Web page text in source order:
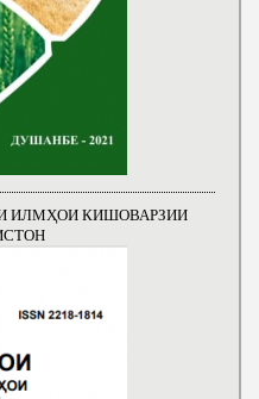
ИЛМҲОИ КИШОВАРЗИИ